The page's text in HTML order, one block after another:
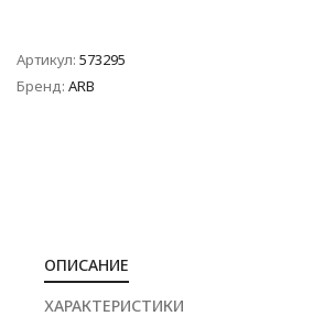
Артикул: 573295
Бренд: ARB
ОПИСАНИЕ
ХАРАКТЕРИСТИКИ